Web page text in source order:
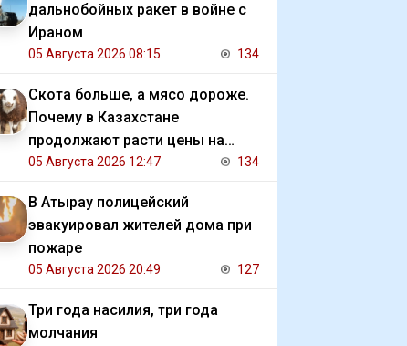
дальнобойных ракет в войне с
Ираном
05 Августа 2026 08:15 134
Скота больше, а мясо дороже.
Почему в Казахстане
продолжают расти цены на
баранину и конину
05 Августа 2026 12:47 134
В Атырау полицейский
эвакуировал жителей дома при
пожаре
05 Августа 2026 20:49 127
Три года насилия, три года
молчания